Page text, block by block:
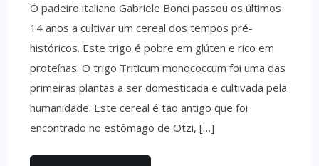
O padeiro italiano Gabriele Bonci passou os últimos
14 anos a cultivar um cereal dos tempos pré-
históricos. Este trigo é pobre em glúten e rico em
proteínas. O trigo Triticum monococcum foi uma das
primeiras plantas a ser domesticada e cultivada pela
humanidade. Este cereal é tão antigo que foi
encontrado no estômago de Ötzi, […]